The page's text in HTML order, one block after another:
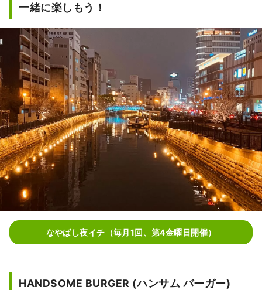
一緒に楽しもう！
なやばし夜イチ（毎月1回、第4金曜日開催）
HANDSOME BURGER (ハンサム バーガー)